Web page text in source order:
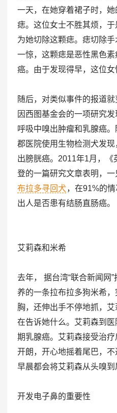
一天，在她穿着裙子时，
痣。这位女士不胜其烦，
为她切除这颗痣。痣切除
一惊，这颗痣是恶性黑色
癌。由于发现得早，这位女
随后，对类似事件的报道就
因西图基金会的一项研究
呼吸中嗅出肿瘤和乳腺癌
郡医院使用生物检测犬发
出膀胱癌。2011年1月，《
登的一篇研究文章表明，
布拉多寻回犬，在91%的
出人是否患有结肠直肠癌。
艾莉森和米希
去年， 据台湾“联合新闻网
养的一条拉布拉多狗米希
胸，还伸出手不停地抓，
在告诉她什么。艾莉森到
期乳腺癌。艾莉森接受治
开朗，开心地摇着尾巴，
早晨都会将艾莉森从头嗅到
开发电子鼻的重要性